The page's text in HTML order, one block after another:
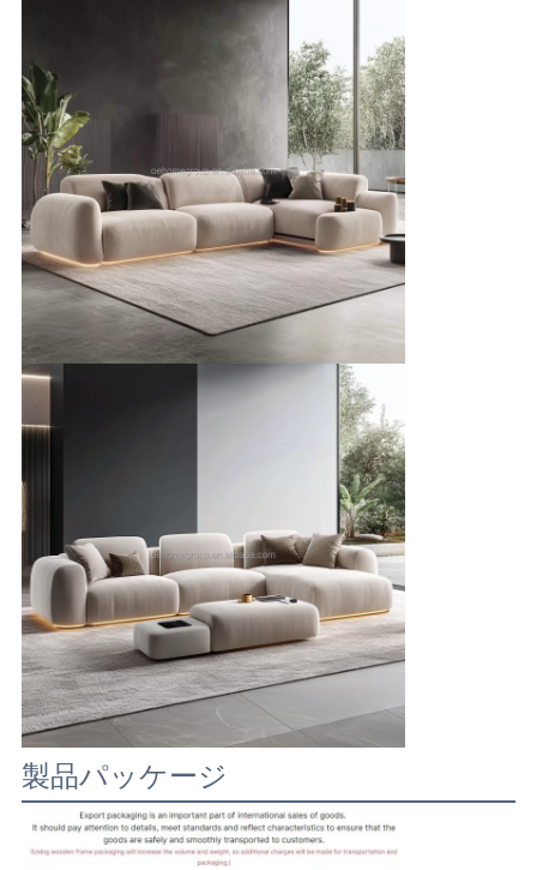
製品パッケージ